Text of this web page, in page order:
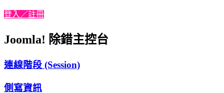
登入／註冊
Joomla! 除錯主控台
連線階段 (Session)
側寫資訊